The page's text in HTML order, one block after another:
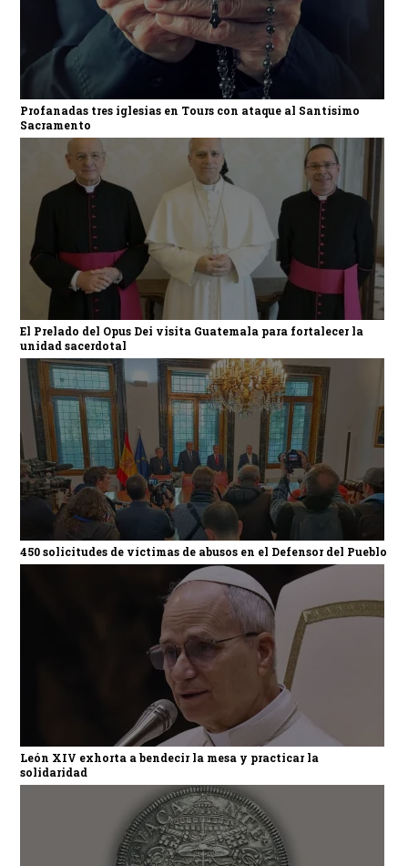
Profanadas tres iglesias en Tours con ataque al Santísimo
Sacramento
El Prelado del Opus Dei visita Guatemala para fortalecer la
unidad sacerdotal
450 solicitudes de víctimas de abusos en el Defensor del Pueblo
León XIV exhorta a bendecir la mesa y practicar la
solidaridad